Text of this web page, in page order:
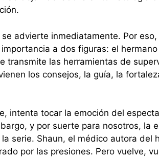
advierte inmediatamente. Por
a dos figuras: el
transmite las herramientas de
los consejos, la guía, la
intenta tocar la emoción del
y por suerte para nosotros, la
serie. Shaun, el médico autora del
por las presiones. Pero vuelve,